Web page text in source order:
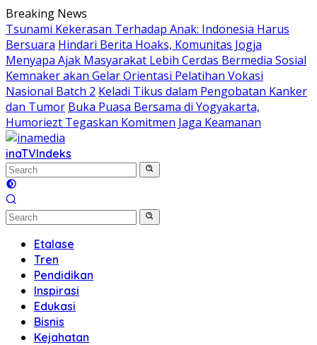
Skip
to
content
Breaking News
Tsunami Kekerasan Terhadap Anak: Indonesia Harus
Bersuara Hindari Berita Hoaks, Komunitas Jogja
Menyapa Ajak Masyarakat Lebih Cerdas Bermedia Sosial
Kemnaker akan Gelar Orientasi Pelatihan Vokasi
Nasional Batch 2 Keladi Tikus dalam Pengobatan Kanker
dan Tumor Buka Puasa Bersama di Yogyakarta,
Humoriezt Tegaskan Komitmen Jaga Keamanan
inaTVIndeks
Etalase
Tren
Pendidikan
Inspirasi
Edukasi
Bisnis
Kejahatan